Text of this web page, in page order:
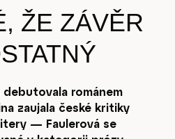
ŽE ZÁVĚR
románem
zaujala české kritiky
— Faulerová se